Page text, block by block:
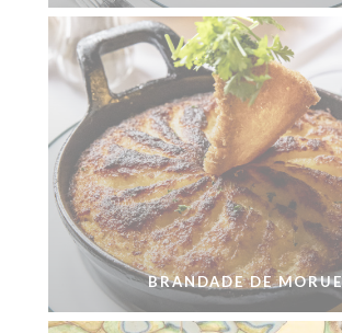
BRANDADE DE MORUE